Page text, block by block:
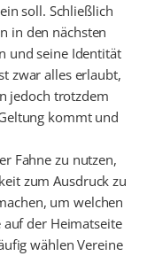
soll. Schließlich
in den nächsten
und seine Identität
zwar alles erlaubt,
jedoch trotzdem
kommt und
Fahne zu nutzen,
zum Ausdruck zu
um welchen
auf der Heimatseite
wählen Vereine